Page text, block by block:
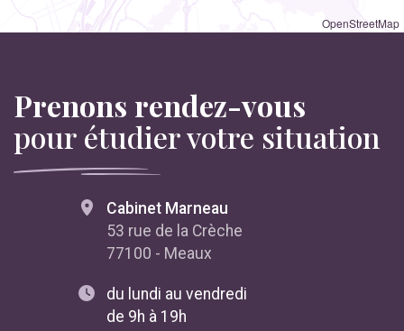
OpenStreetMap
Prenons rendez-vous
pour étudier votre situation
Cabinet Marneau
53 rue de la Crèche
77100 - Meaux
du lundi au vendredi
de 9h à 19h